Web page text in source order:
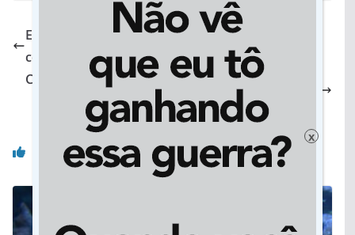
Em Rondonópolis, Prefeitura começa instalar 500
coletores de resíduos recicláveis
Chilenos desenvolvem sacola plástica solúvel em
Você pode gostar também x